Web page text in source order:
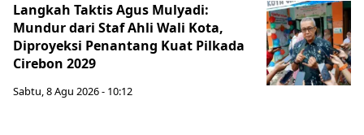
Langkah Taktis Agus Mulyadi:
Mundur dari Staf Ahli Wali Kota,
Diproyeksi Penantang Kuat Pilkada
Cirebon 2029
Sabtu, 8 Agu 2026 - 10:12